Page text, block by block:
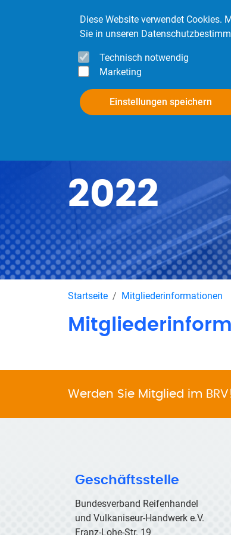
Diese Website verwendet Cookies.
Sie in unseren
Technisch notwendig
Marketing
Einstellungen speichern
2022
Startseite Mitgliederinformationen
Werden Sie Mitglied im
Geschäftsstelle
Bundesverband Reifenhandel
und Vulkaniseur-Handwerk e.V.
Franz-Lohe-Str. 19